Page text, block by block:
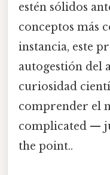
estén sólidos
conceptos más
instancia, este
autogestión del
curiosidad
comprender el
complicated —
the point..